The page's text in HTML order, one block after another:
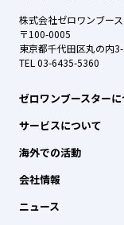
株式会社ゼロワンブー
〒100-0005
東京都千代田区丸の内
TEL 03-6435-5360
ゼロワンブースター
サービスについて
海外での活動
会社情報
ニュース